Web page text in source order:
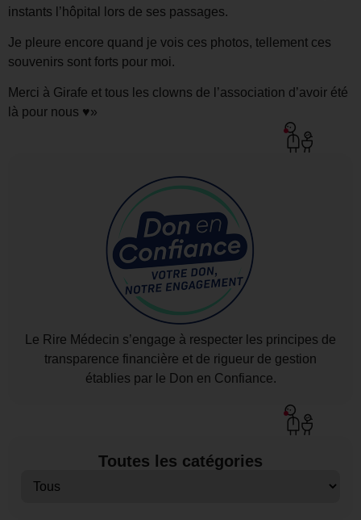
instants l’hôpital lors de ses passages.
Je pleure encore quand je vois ces photos, tellement ces
souvenirs sont forts pour moi.
Merci à Girafe et tous les clowns de l’association d’avoir été
là pour nous ♥️»
Le Rire Médecin s’engage à respecter les principes de
transparence financière et de rigueur de gestion
établies par le Don en Confiance.
Toutes les catégories